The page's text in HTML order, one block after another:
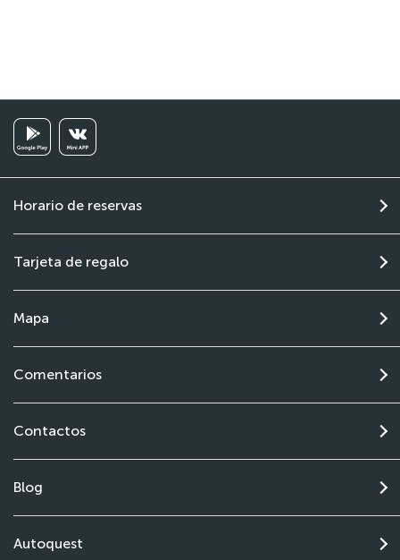
Horario de reservas
Tarjeta de regalo
Mapa
Comentarios
Contactos
Blog
Autoquest